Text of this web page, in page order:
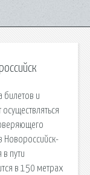
билетов и
Новороссийск-
пути
в 150 метрах